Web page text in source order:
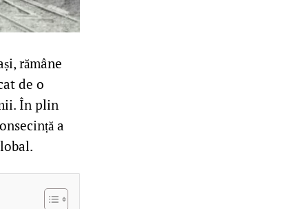
rămâne
de o
În plin
a